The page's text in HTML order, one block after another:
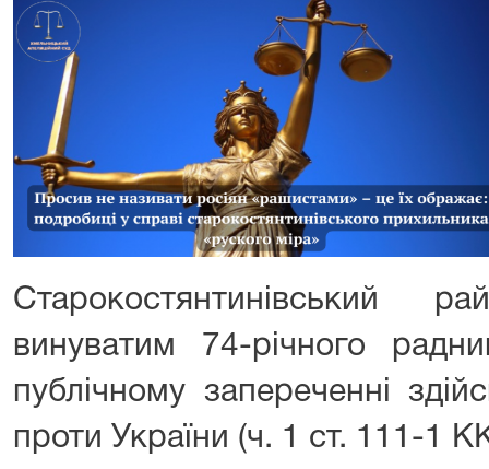
Старокостянтинівський
винуватим 74-річного
публічному запереченні
проти України (ч. 1 ст. 111-1